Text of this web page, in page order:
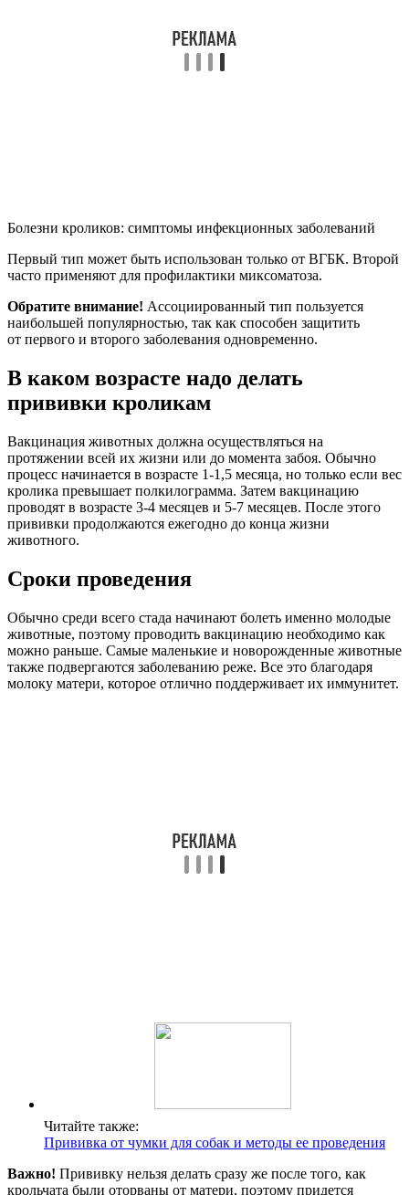
Болезни кроликов: симптомы инфекционных заболеваний
Первый тип может быть использован только от ВГБК. Второй
часто применяют для профилактики миксоматоза.
Обратите внимание! Ассоциированный тип пользуется
наибольшей популярностью, так как способен защитить
от первого и второго заболевания одновременно.
В каком возрасте надо делать
прививки кроликам
Вакцинация животных должна осуществляться на
протяжении всей их жизни или до момента забоя. Обычно
процесс начинается в возрасте 1-1,5 месяца, но только если вес
кролика превышает полкилограмма. Затем вакцинацию
проводят в возрасте 3-4 месяцев и 5-7 месяцев. После этого
прививки продолжаются ежегодно до конца жизни
животного.
Сроки проведения
Обычно среди всего стада начинают болеть именно молодые
животные, поэтому проводить вакцинацию необходимо как
можно раньше. Самые маленькие и новорожденные животные
также подвергаются заболеванию реже. Все это благодаря
молоку матери, которое отлично поддерживает их иммунитет.
Читайте также:
Прививка от чумки для собак и методы ее проведения
Важно! Прививку нельзя делать сразу же после того, как
крольчата были оторваны от матери, поэтому придется